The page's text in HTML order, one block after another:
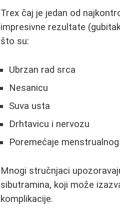
Trex čaj je jedan od
impresivne rezultate
što su:
Ubrzan rad srca
Nesanicu
Suva usta
Drhtavicu i nervozu
Poremećaje
Mnogi stručnjaci
sibutramina, koji može
komplikacije.